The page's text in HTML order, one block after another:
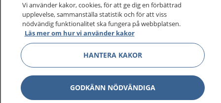
1177–tryggt om din hälsa och vård
På 1177.se får du råd om hälsa och information om
sjukdomar och vilka mottagningar du kan kontakta.
Logga in för att läsa din journal och göra dina
vårdärenden. Ring telefonnummer 1177 för
sjukvårdsrådgivning dygnet runt.
1177 ger dig råd när du vill må bättre.
Vi använder kakor, cookies, för att ge dig en förbättrad
upplevelse, sammanställa statistik och för att viss
nödvändig funktionalitet ska fungera på webbplatsen.
Läs mer om hur vi använder kakor
HANTERA KAKOR
GODKÄNN NÖDVÄNDIGA